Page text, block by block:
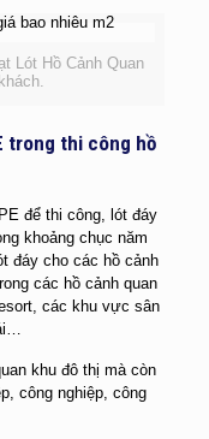
Lót Hồ Cảnh Quan
trong thi công hồ
để thi công, lót đáy
khoảng chục năm
đáy cho các hồ cảnh
các hồ cảnh quan
các khu vực sân
khu đô thị mà còn
công nghiệp, công